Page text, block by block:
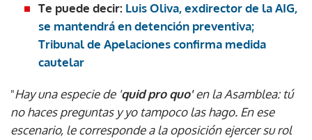
Te puede decir: Luis Oliva, exdirector de la AIG,
se mantendrá en detención preventiva;
Tribunal de Apelaciones confirma medida
cautelar
"Hay una especie de 'quid pro quo'en la Asamblea: tú
no haces preguntas y yo tampoco las hago. En ese
escenario, le corresponde a la oposición ejercer su rol